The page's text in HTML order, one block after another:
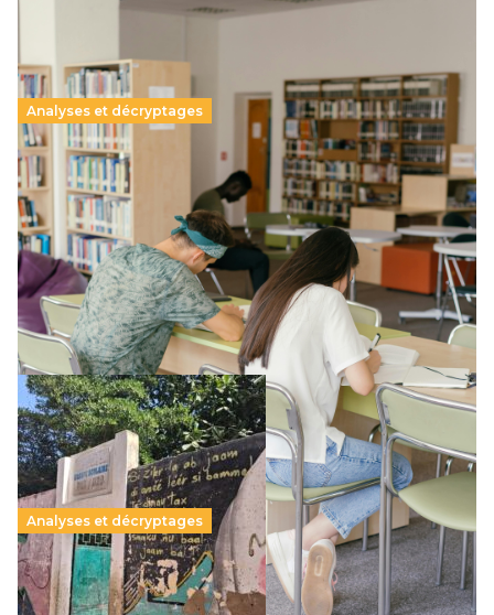
Analyses et décryptages
Supérieur privé : une dérive qui met à mal la
promesse républicaine
11 juillet 2026-
Le projet de loi sur la régulation de l’enseignement
supérieur privé met en lumière l’amplification d’un système
qui relègue l’acte pédagogique au superfétatoire, voire à…
Lire la suite →
Analyses et décryptages
258 millions d’enfants victimes de la guerre, des
chocs climatiques et des déplacements de